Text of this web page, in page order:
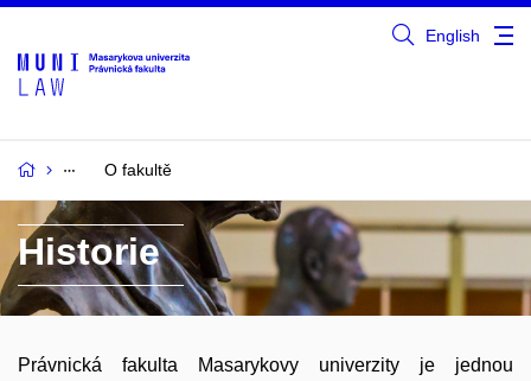
English
O fakultě
Historie
Právnická fakulta Masarykovy univerzity je jednou